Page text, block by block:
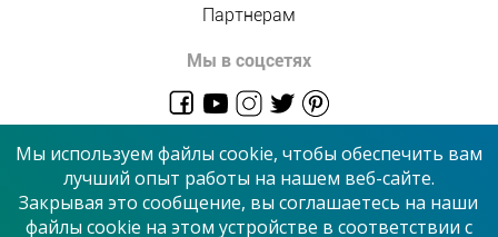
Партнерам
Мы в соцсетях
© 2026 “Сервисный центр”
Мы используем файлы cookie, чтобы обеспечить вам
лучший опыт работы на нашем веб-сайте.
Закрывая это сообщение, вы соглашаетесь на наши
файлы cookie на этом устройстве в соответствии с